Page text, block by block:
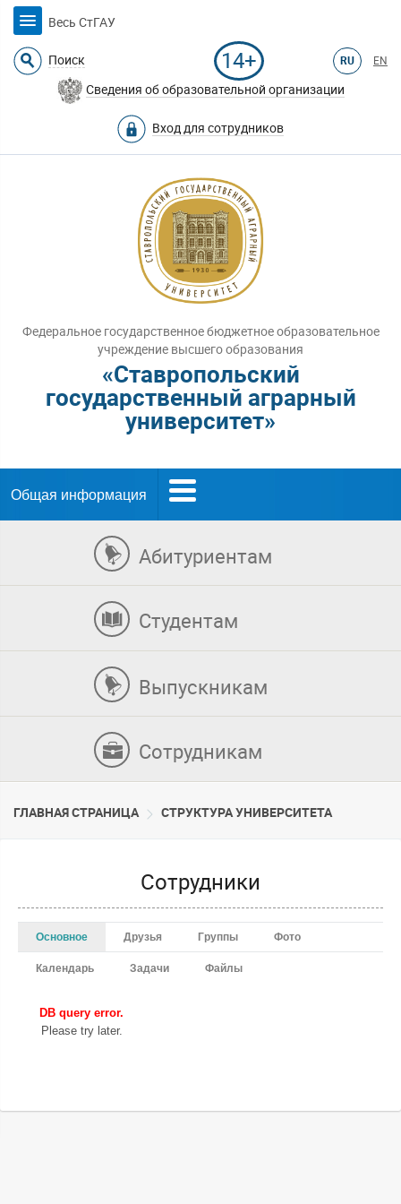
Весь СтГАУ
Поиск 14+ RU EN
Сведения об образовательной организации
Вход для сотрудников
Федеральное государственное бюджетное образовательное
учреждение высшего образования
«Ставропольский
государственный аграрный
университет»
Общая информация
Абитуриентам
Студентам
Выпускникам
Сотрудникам
ГЛАВНАЯ СТРАНИЦА CТРУКТУРА УНИВЕРСИТЕТА
Сотрудники
Основное Друзья Группы Фото
Календарь Задачи Файлы
DB query error.
Please try later.